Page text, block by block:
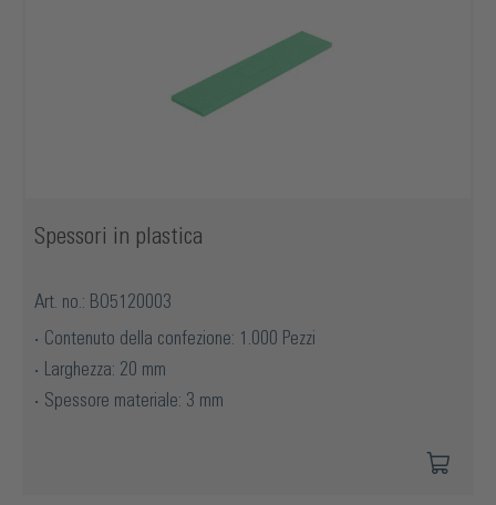
Spessori in plastica
Art. no.: BO5120003
Contenuto della confezione: 1.000 Pezzi
Larghezza: 20 mm
Spessore materiale: 3 mm